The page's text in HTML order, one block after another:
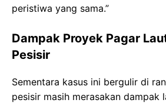
peristiwa yang sama.”
Dampak Proyek Pagar
Pesisir
Sementara kasus ini bergulir di
pesisir masih merasakan dampak